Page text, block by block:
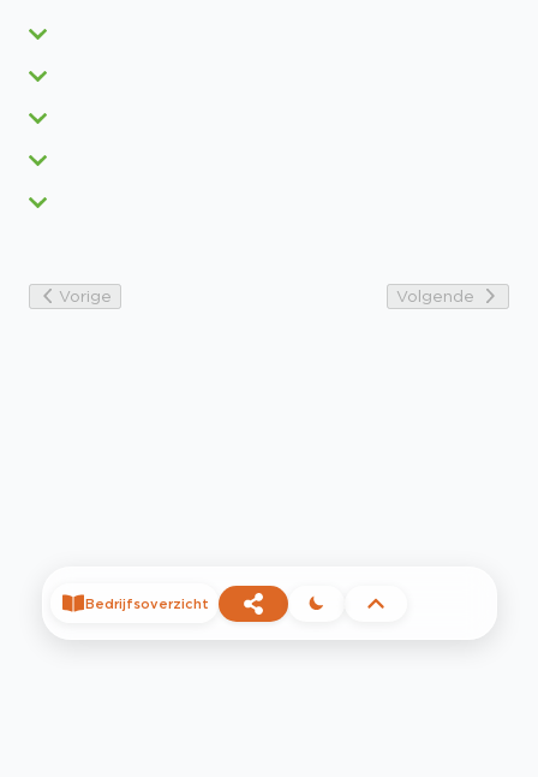
Vorige Volgende
Bedrijfsoverzicht